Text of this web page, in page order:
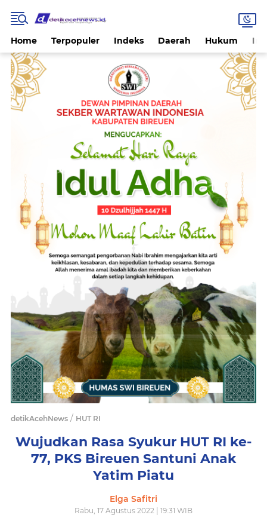
Home Terpopuler Indeks Daerah Hukum
detikAcehNews / HUT RI
Wujudkan Rasa Syukur HUT RI ke-
77, PKS Bireuen Santuni Anak
Yatim Piatu
Elga Safitri
Rabu, 17 Agustus 2022 | 19:31 WIB